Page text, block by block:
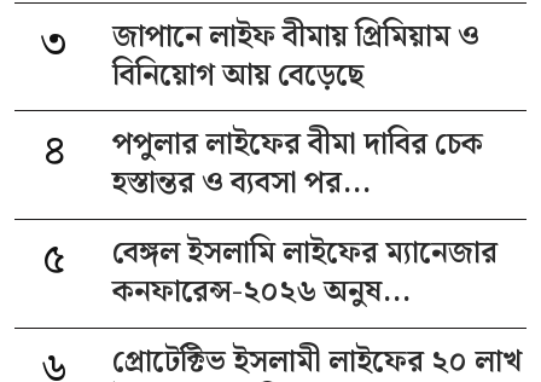
৩
জাপানে লাইফ বীমায় প্রিমিয়াম ও
বিনিয়োগ আয় বেড়েছে
৪
পপুলার লাইফের বীমা দাবির চেক
হস্তান্তর ও ব্যবসা পর...
৫
বেঙ্গল ইসলামি লাইফের ম্যানেজার
কনফারেন্স-২০২৬ অনুষ...
প্রোটেক্টিভ ইসলামী লাইফের ২০ লাখ